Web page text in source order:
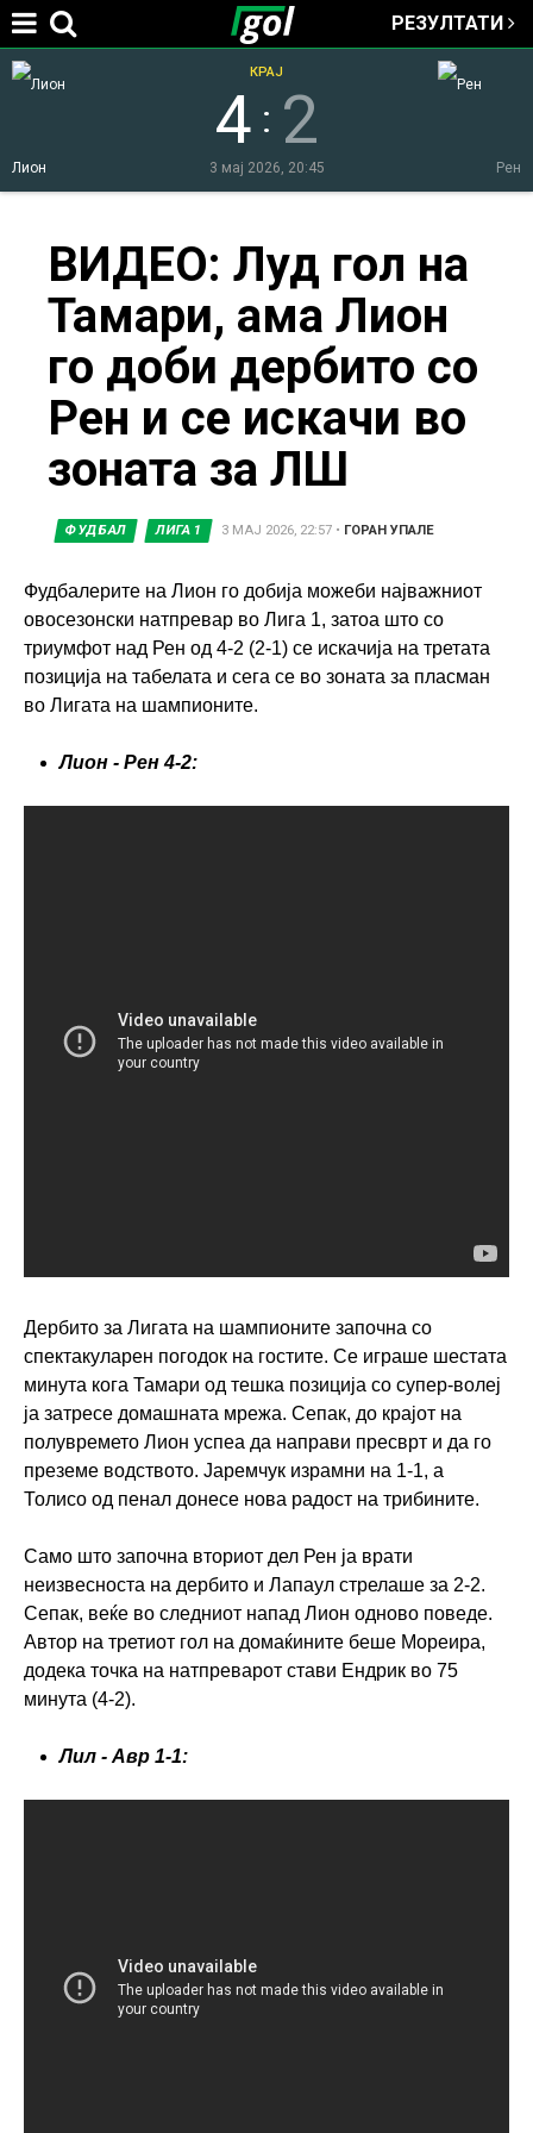
Jump to navigation
РЕЗУЛТАТИ
Лион Рен
4 : 2
КРАЈ
3 мај 2026, 20:45
here
ВИДЕО: Луд гол на
Тамари, ама Лион
го доби дербито со
Рен и се искачи во
зоната за ЛШ
ФУДБАЛ ЛИГА 1 3 МАЈ 2026, 22:57• ГОРАН УПАЛЕ
Фудбалерите на Лион го добија можеби најважниот
овосезонски натпревар во Лига 1, затоа што со
триумфот над Рен од 4-2 (2-1) се искачија на третата
позиција на табелата и сега се во зоната за пласман
во Лигата на шампионите.
Лион - Рен 4-2:
Дербито за Лигата на шампионите започна со
спектакуларен погодок на гостите. Се играше шестата
минута кога Тамари од тешка позиција со супер-волеј
ја затресе домашната мрежа. Сепак, до крајот на
полувремето Лион успеа да направи пресврт и да го
преземе водството. Јаремчук израмни на 1-1, а
Толисо од пенал донесе нова радост на трибините.
Само што започна вториот дел Рен ја врати
неизвесноста на дербито и Лапаул стрелаше за 2-2.
Сепак, веќе во следниот напад Лион одново поведе.
Автор на третиот гол на домаќините беше Мореира,
додека точка на натпреварот стави Ендрик во 75
минута (4-2).
Лил - Авр 1-1: